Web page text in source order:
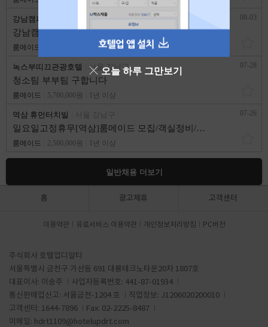
강남캠퍼스 호텔 서울 강남구
강남캠퍼스호텔에서 야간 청소 직원 및 주간 룸메이드 직원을 직원을 모집합니다
룸메이드 1년 이상
08-03
녹스부띠끄관광호텔 서울 강남구
청소팀 부부팀 구합니다
룸메이드 5,700,000원 1년 이상
07-28
역삼 휴먼터치빌 서울 강남구
일요일고정휴무[역삼]룸메이드 모집/객실정비/객실청소
룸메이드 2,500,000원 1년 이상
07-26
일반채용 더보기
오늘 하루 그만보기
홈 광고제휴 고객센터
이용약관 유료서비스 이용약관 개인정보처리방침 PC버전
주식회사 호텔업디알티
서울특별시 금천구 가산동 691 대륭테크노타운20차 1807호
대표이사: 이송주
사업자등록번호: 441-87-01934
통신판매업신고: 서울금천-1204 호
직업정보: J1206020200010
고객센터: 1644-7896
Fax: 02-2225-8487
이메일: hdrt1109@hotelupdrt.com